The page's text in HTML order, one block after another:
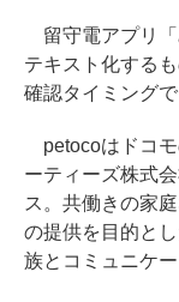
留守電アプリ「
テキスト化する
確認タイミング
petocoはドコモ
ーティーズ株式
ス。共働きの家
の提供を目的と
族とコミュニケ